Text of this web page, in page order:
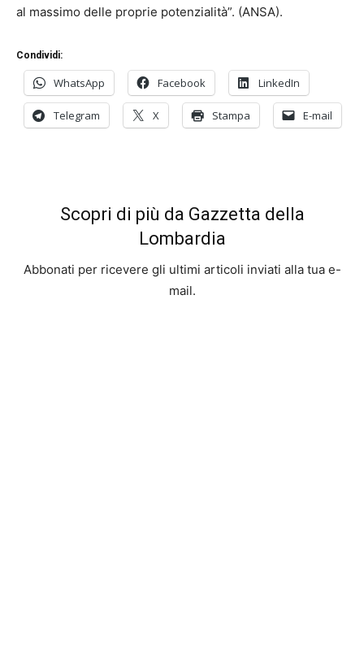
al massimo delle proprie potenzialità”. (ANSA).
Condividi:
WhatsApp Facebook LinkedIn
Telegram X Stampa E-mail
Scopri di più da Gazzetta della
Lombardia
Abbonati per ricevere gli ultimi articoli inviati alla tua e-
mail.